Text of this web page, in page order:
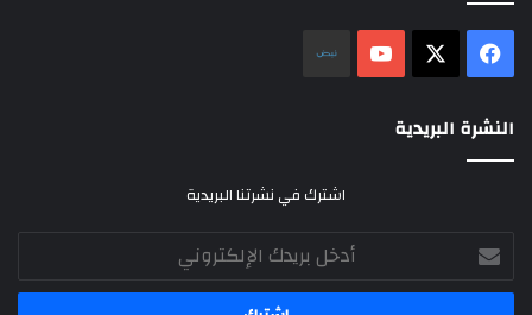
فيسبوك ‫YouTube
النشرة البريدية
اشترك في نشرتنا البريدية
أدخل
بريدك
الإلكتروني